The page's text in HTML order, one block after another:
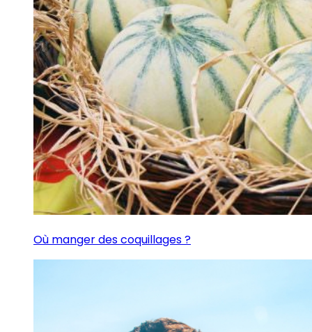
Où manger des coquillages ?